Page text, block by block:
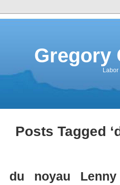
Gregory
Posts Tagged
du noyau